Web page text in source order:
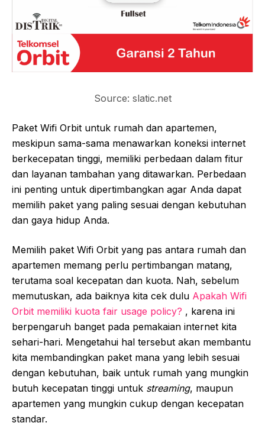
Source: slatic.net
Paket Wifi Orbit untuk rumah dan apartemen,
meskipun sama-sama menawarkan koneksi internet
berkecepatan tinggi, memiliki perbedaan dalam fitur
dan layanan tambahan yang ditawarkan. Perbedaan
ini penting untuk dipertimbangkan agar Anda dapat
memilih paket yang paling sesuai dengan kebutuhan
dan gaya hidup Anda.
Memilih paket Wifi Orbit yang pas antara rumah dan
apartemen memang perlu pertimbangan matang,
terutama soal kecepatan dan kuota. Nah, sebelum
memutuskan, ada baiknya kita cek dulu Apakah Wifi
Orbit memiliki kuota fair usage policy? , karena ini
berpengaruh banget pada pemakaian internet kita
sehari-hari. Mengetahui hal tersebut akan membantu
kita membandingkan paket mana yang lebih sesuai
dengan kebutuhan, baik untuk rumah yang mungkin
butuh kecepatan tinggi untuk streaming, maupun
apartemen yang mungkin cukup dengan kecepatan
standar.